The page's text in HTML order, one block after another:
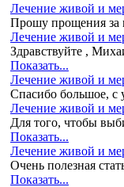
Лечение живой и
Прошу прощения за
Лечение живой и
Здравствуйте ,
Показать...
Лечение живой и
Спасибо большое, с
Лечение живой и
Для того, чтобы
Показать...
Лечение живой и
Очень полезная
Показать...